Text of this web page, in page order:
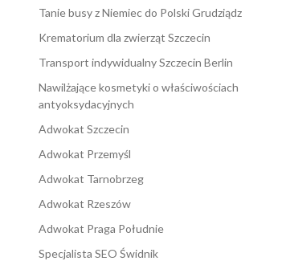
Tanie busy z Niemiec do Polski Grudziądz
Krematorium dla zwierząt Szczecin
Transport indywidualny Szczecin Berlin
Nawilżające kosmetyki o właściwościach
antyoksydacyjnych
Adwokat Szczecin
Adwokat Przemyśl
Adwokat Tarnobrzeg
Adwokat Rzeszów
Adwokat Praga Południe
Specjalista SEO Świdnik